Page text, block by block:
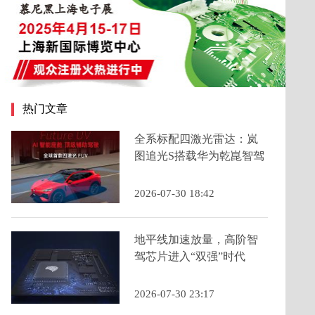
热门文章
全系标配四激光雷达：岚
图追光S搭载华为乾崑智驾
FUV新品类
2026-07-30 18:42
地平线加速放量，高阶智
驾芯片进入“双强”时代
2026-07-30 23:17